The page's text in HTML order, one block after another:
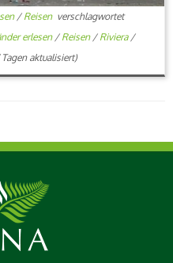
/ Reisen verschlagwortet
erlesen / Reisen / Riviera /
aktualisiert)